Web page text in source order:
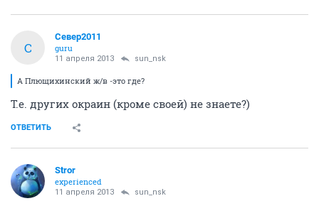
С
Север2011
guru
11 апреля 2013 sun_nsk
А Плющихинский ж/в -это где?
Т.е. других окраин (кроме своей) не знаете?)
ОТВЕТИТЬ
Stror
experienced
11 апреля 2013 sun_nsk